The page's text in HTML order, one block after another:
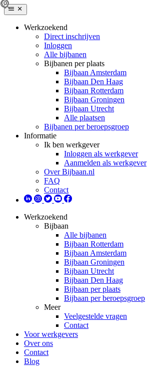
Werkzoekend
Direct inschrijven
Inloggen
Alle bijbanen
Bijbanen per plaats
Bijbaan Amsterdam
Bijbaan Den Haag
Bijbaan Rotterdam
Bijbaan Groningen
Bijbaan Utrecht
Alle plaatsen
Bijbanen per beroepsgroep
Informatie
Ik ben werkgever
Inloggen als werkgever
Aanmelden als werkgever
Over Bijbaan.nl
FAQ
Contact
Werkzoekend
Bijbaan
Alle bijbanen
Bijbaan Rotterdam
Bijbaan Amsterdam
Bijbaan Groningen
Bijbaan Utrecht
Bijbaan Den Haag
Bijbaan per plaats
Bijbaan per beroepsgroep
Meer
Veelgestelde vragen
Contact
Voor werkgevers
Over ons
Contact
Blog